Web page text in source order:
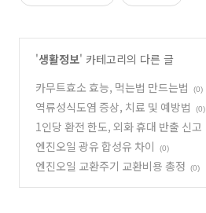
'생활정보' 카테고리의 다른 글
카무트효소 효능, 먹는법 만드는법
(0)
역류성식도염 증상, 치료 및 예방법 (0)
1인당 환전 한도, 외화 휴대 반출 신고
엔진오일 광유 합성유 차이 (0)
엔진오일 교환주기 교환비용 총정 (0)